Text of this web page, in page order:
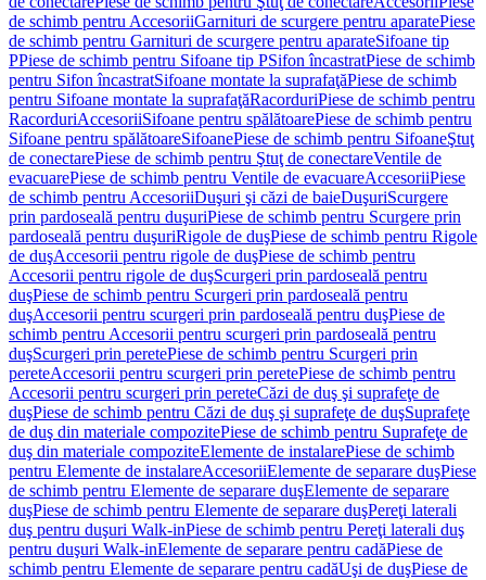
de schimb pentru AccesoriiGarnituri de scurgere pentru aparatePiese
de schimb pentru Garnituri de scurgere pentru aparateSifoane tip
PPiese de schimb pentru Sifoane tip PSifon încastratPiese de schimb
pentru Sifon încastratSifoane montate la suprafaţăPiese de schimb
pentru Sifoane montate la suprafaţăRacorduriPiese de schimb pentru
RacorduriAccesoriiSifoane pentru spălătoarePiese de schimb pentru
Sifoane pentru spălătoareSifoanePiese de schimb pentru SifoaneŞtuţ
de conectarePiese de schimb pentru Ştuţ de conectareVentile de
evacuarePiese de schimb pentru Ventile de evacuareAccesoriiPiese
de schimb pentru AccesoriiDuşuri şi căzi de baieDuşuriScurgere
prin pardoseală pentru duşuriPiese de schimb pentru Scurgere prin
pardoseală pentru duşuriRigole de duşPiese de schimb pentru Rigole
de duşAccesorii pentru rigole de duşPiese de schimb pentru
Accesorii pentru rigole de duşScurgeri prin pardoseală pentru
duşPiese de schimb pentru Scurgeri prin pardoseală pentru
duşAccesorii pentru scurgeri prin pardoseală pentru duşPiese de
schimb pentru Accesorii pentru scurgeri prin pardoseală pentru
duşScurgeri prin peretePiese de schimb pentru Scurgeri prin
pereteAccesorii pentru scurgeri prin peretePiese de schimb pentru
Accesorii pentru scurgeri prin pereteCăzi de duş şi suprafeţe de
duşPiese de schimb pentru Căzi de duş şi suprafeţe de duşSuprafeţe
de duş din materiale compozitePiese de schimb pentru Suprafeţe de
duş din materiale compoziteElemente de instalarePiese de schimb
pentru Elemente de instalareAccesoriiElemente de separare duşPiese
de schimb pentru Elemente de separare duşElemente de separare
duşPiese de schimb pentru Elemente de separare duşPereţi laterali
duş pentru duşuri Walk-inPiese de schimb pentru Pereţi laterali duş
pentru duşuri Walk-inElemente de separare pentru cadăPiese de
schimb pentru Elemente de separare pentru cadăUşi de duşPiese de